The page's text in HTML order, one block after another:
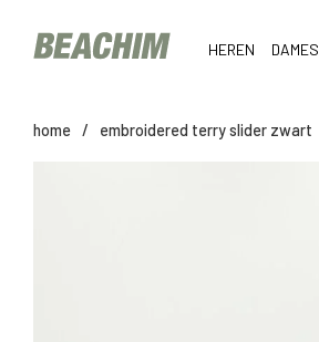
HEREN DAMES
home / embroidered terry slider zwart